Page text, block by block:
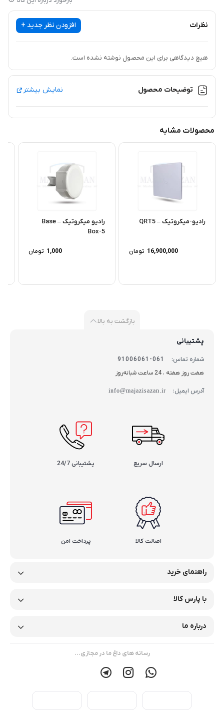
نظرات افزودن نظر جدید +
هیچ دیدگاهی برای این محصول نوشته نشده است.
توضیحات محصول نمایش بیشتر
محصولات مشابه
رادیو-میکروتیک – QRT5
16,900,000 تومان
رادیو میکروتیک – Base
Box-5
1,000 تومان
بازگشت به بالا
پشتیبانی
شماره تماس:
061-91006061
هفت روز هفته ، 24 ساعت شبانه‌روز
آدرس ایمیل: info@majazisazan.ir
ارسال سریع پشتیبانی 24/7
اصالت کالا پرداخت امن
راهنمای خرید
با پارس کالا
درباره ما
رسانه های داغ ما در مجازی...